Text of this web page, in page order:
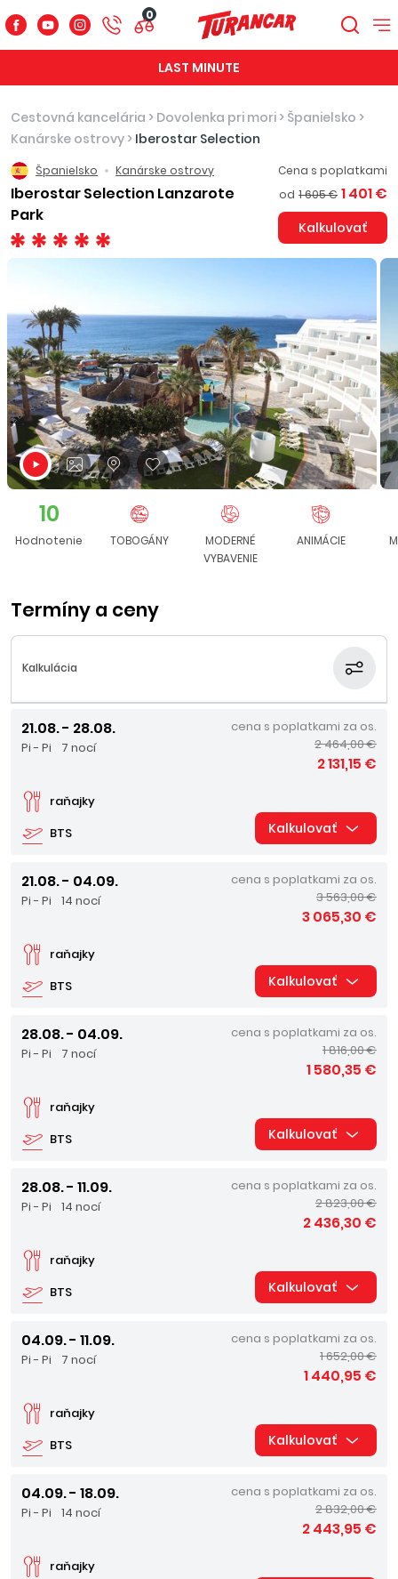
0
LAST MINUTE
Cestovná kancelária > Dovolenka pri mori > Španielsko >
Kanárske ostrovy > Iberostar Selection
Španielsko Kanárske ostrovy
Iberostar Selection Lanzarote
Park
Cena s poplatkami
od 1 605 € 1 401 €
Kalkulovať
10
Hodnotenie TOBOGÁNY
MODERNÉ
VYBAVENIE
ANIMÁCIE
Termíny a ceny
Kalkulácia
21.08. - 28.08.
Pi - Pi 7 nocí
BTS
raňajky
cena s poplatkami za os.
2 464,00 €
2 131,15 €
Kalkulovať
21.08. - 04.09.
Pi - Pi 14 nocí
BTS
raňajky
cena s poplatkami za os.
3 563,00 €
3 065,30 €
Kalkulovať
28.08. - 04.09.
Pi - Pi 7 nocí
BTS
raňajky
cena s poplatkami za os.
1 816,00 €
1 580,35 €
Kalkulovať
28.08. - 11.09.
Pi - Pi 14 nocí
BTS
raňajky
cena s poplatkami za os.
2 823,00 €
2 436,30 €
Kalkulovať
04.09. - 11.09.
Pi - Pi 7 nocí
BTS
raňajky
cena s poplatkami za os.
1 652,00 €
1 440,95 €
Kalkulovať
04.09. - 18.09.
Pi - Pi 14 nocí
raňajky
cena s poplatkami za os.
2 832,00 €
2 443,95 €